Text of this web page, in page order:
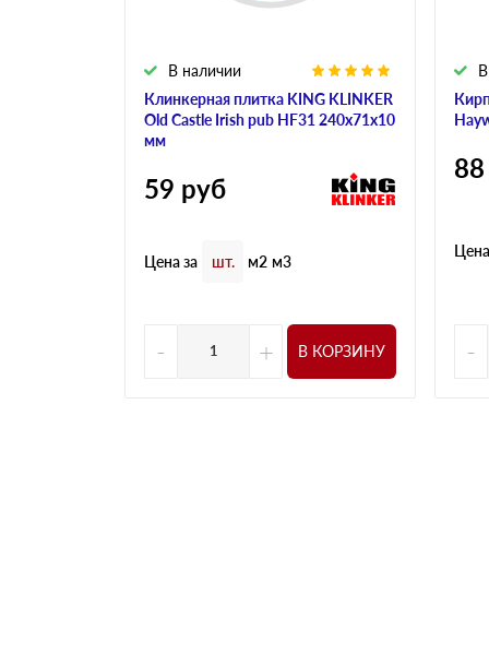
Клинкерная плитка KING KLINKER
Old Castle Irish pub HF31 240х71х10
мм
В наличии
59 руб
Цена за шт. м2 м3
- + В КОРЗИНУ
88
-